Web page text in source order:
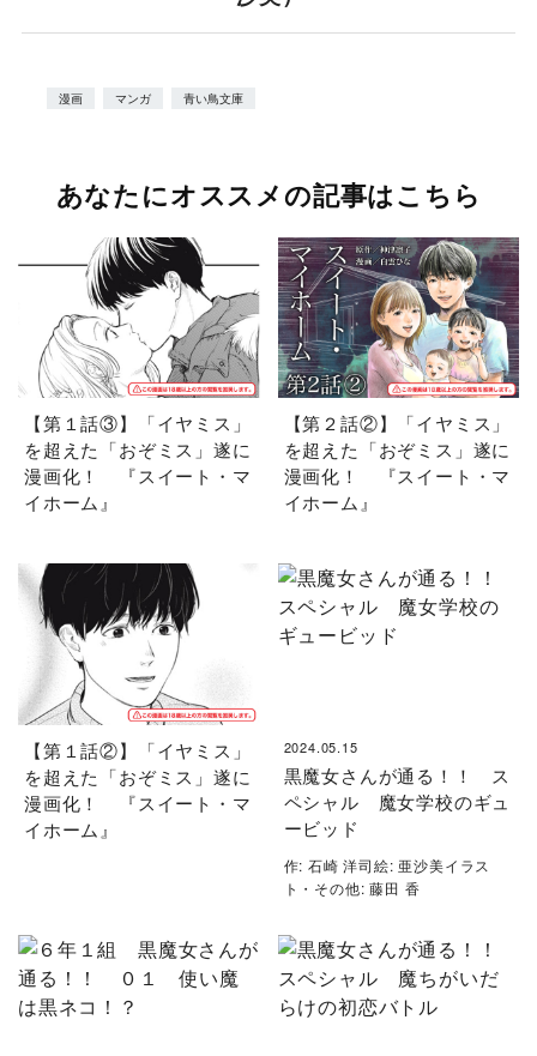
漫画 マンガ 青い鳥文庫
あなたにオススメの記事はこちら
【第１話③】「イヤミス」
を超えた「おぞミス」遂に
漫画化！ 『スイート・マ
イホーム』
【第２話②】「イヤミス」
を超えた「おぞミス」遂に
漫画化！ 『スイート・マ
イホーム』
【第１話②】「イヤミス」
を超えた「おぞミス」遂に
漫画化！ 『スイート・マ
イホーム』
2024.05.15
黒魔女さんが通る！！ ス
ペシャル 魔女学校のギュ
ービッド
作: 石崎 洋司絵: 亜沙美イラス
ト・その他: 藤田 香